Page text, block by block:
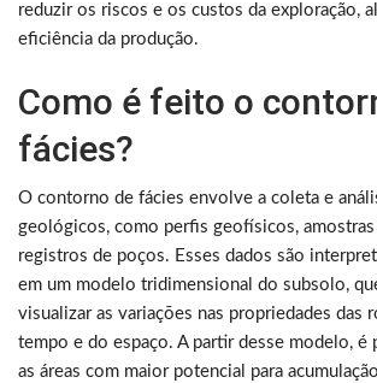
reduzir os riscos e os custos da exploração,
eficiência da produção.
Como é feito o
fácies?
O contorno de fácies envolve a coleta e
geológicos, como perfis geofísicos, amostras
registros de poços. Esses dados são
em um modelo tridimensional do subsolo,
visualizar as variações nas propriedades das
tempo e do espaço. A partir desse modelo,
as áreas com maior potencial para